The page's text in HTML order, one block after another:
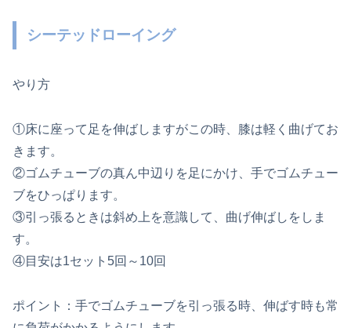
シーテッドローイング
やり方
①床に座って足を伸ばしますがこの時、膝は軽く曲げてお
きます。
②ゴムチューブの真ん中辺りを足にかけ、手でゴムチュー
ブをひっぱります。
③引っ張るときは斜め上を意識して、曲げ伸ばしをしま
す。
④目安は1セット5回～10回
ポイント：手でゴムチューブを引っ張る時、伸ばす時も常